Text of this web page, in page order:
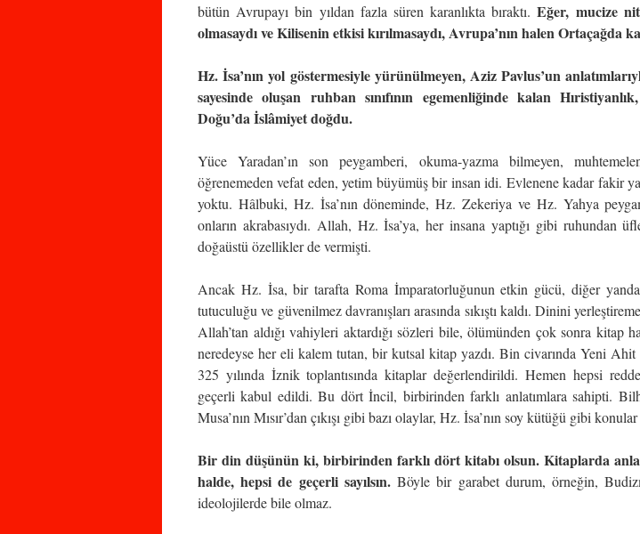
bütün Avrupayı bin yıldan fazla süren karanlıkta bıraktı.Eğer, mucize
olmasaydı ve Kilisenin etkisi kırılmasaydı, Avrupa’nın halen Ortaçağda
Hz. İsa’nın yol göstermesiyle yürünülmeyen, Aziz Pavlus’un
sayesinde oluşan ruhban sınıfının egemenliğinde kalan
Doğu’da İslâmiyet doğdu.
Yüce Yaradan’ın son peygamberi, okuma-yazma bilmeyen,
öğrenemeden vefat eden, yetim büyümüş bir insan idi. Evlenene kadar fakir
yoktu. Hâlbuki, Hz. İsa’nın döneminde, Hz. Zekeriya ve Hz. Yahya
onların akrabasıydı. Allah, Hz. İsa’ya, her insana yaptığı gibi ruhundan
doğaüstü özellikler de vermişti.
Ancak Hz. İsa, bir tarafta Roma İmparatorluğunun etkin gücü, diğer
tutuculuğu ve güvenilmez davranışları arasında sıkıştı kaldı. Dinini
Allah’tan aldığı vahiyleri aktardığı sözleri bile, ölümünden çok sonra kitap
neredeyse her eli kalem tutan, bir kutsal kitap yazdı. Bin civarında Yeni
325 yılında İznik toplantısında kitaplar değerlendirildi. Hemen hepsi
geçerli kabul edildi. Bu dört İncil, birbirinden farklı anlatımlara sahipti.
Musa’nın Mısır’dan çıkışı gibi bazı olaylar, Hz. İsa’nın soy kütüğü gibi
Bir din düşünün ki, birbirinden farklı dört kitabı olsun. Kitaplarda
halde, hepsi de geçerli sayılsın.Böyle bir garabet durum, örneğin,
ideolojilerde bile olmaz.